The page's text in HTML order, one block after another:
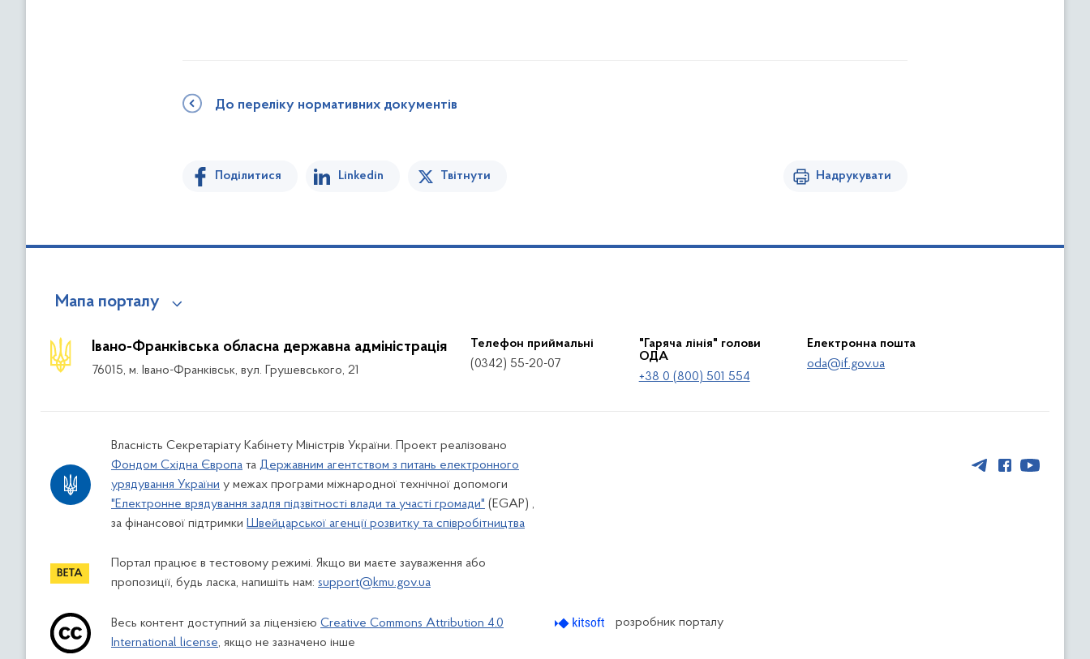
До переліку нормативних документів
Поділитися Linkedin Твітнути Надрукувати
Мапа порталу
Івано-Франківська обласна державна адміністрація
76015, м. Івано-Франківськ, вул. Грушевського, 21
Телефон приймальні
(0342) 55-20-07
"Гаряча лінія" голови
ОДА
+38 0 (800) 501 554
Електронна пошта
oda@if.gov.ua
Власність Секретаріату Кабінету Міністрів України. Проект реалізовано
Фондом Східна Європа та Державним агентством з питань електронного
урядування України у межах програми міжнародної технічної допомоги
"Електронне врядування задля підзвітності влади та участі громади" (EGAP) ,
за фінансової підтримки Швейцарської агенції розвитку та співробітництва
Портал працює в тестовому режимі. Якщо ви маєте зауваження або
пропозиції, будь ласка, напишіть нам: support@kmu.gov.ua
Весь контент доступний за ліцензією Creative Commons Attribution 4.0
International license, якщо не зазначено інше
розробник порталу